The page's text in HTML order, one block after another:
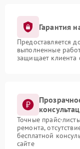
Гарантия
Предоставляется
выполненные
защищает клиента
Точные прайс-
ремонта,
бесплатной
сайте